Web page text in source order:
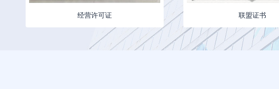
经营许可证 联盟证书